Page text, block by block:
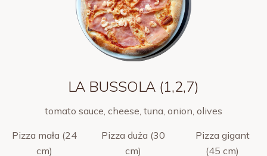
LA BUSSOLA (1,2,7)
tomato sauce, cheese, tuna, onion, olives
Pizza mała (24
cm)
Pizza duża (30
cm)
Pizza gigant
(45 cm)